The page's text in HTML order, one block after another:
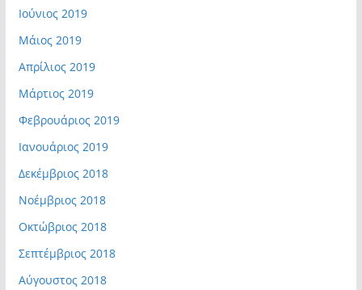
Ιούνιος 2019
Μάιος 2019
Απρίλιος 2019
Μάρτιος 2019
Φεβρουάριος 2019
Ιανουάριος 2019
Δεκέμβριος 2018
Νοέμβριος 2018
Οκτώβριος 2018
Σεπτέμβριος 2018
Αύγουστος 2018